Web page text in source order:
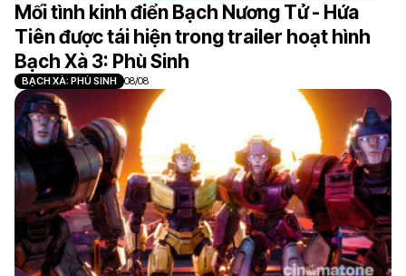
Mối tình kinh điển Bạch Nương Tử - Hứa
Tiên được tái hiện trong trailer hoạt hình
Bạch Xà 3: Phù Sinh
BẠCH XÀ: PHÙ SINH 08/08